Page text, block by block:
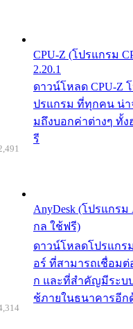
CPU-Z (โปรแกรม
2.20.1
ดาวน์โหลด CPU-Z
ปรแกรม ที่ทุกคน น่า
มถึงบอกค่าต่างๆ ทั้ง
รี
AnyDesk (โปรแกร
กล ใช้ฟรี)
ดาวน์โหลดโปรแกร
อร์ ที่สามารถเชื่อม
ก และที่สำคัญมีระบ
ช้ภายในธนาคารอีก